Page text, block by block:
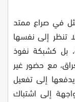
في صراع ممتد
تنظر إلى نفسها
بل كشبكة نفوذ
مع حضور غير
إلى تفعيل
إلى اشتباك